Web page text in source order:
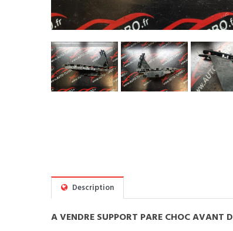
Description
A VENDRE SUPPORT PARE CHOC AVANT